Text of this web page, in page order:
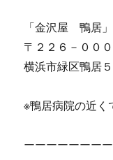
「金沢屋 鴨居」
〒２２６－０００
横浜市緑区鴨居
※鴨居病院の近く
ーーーーーーー